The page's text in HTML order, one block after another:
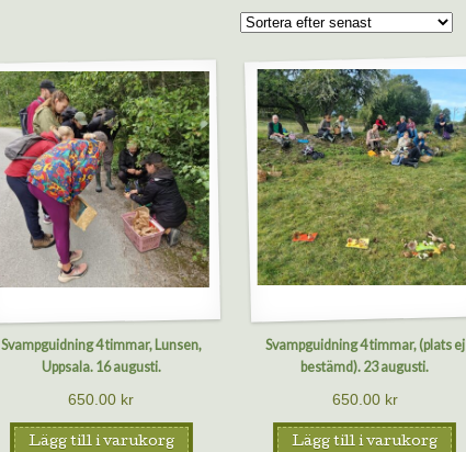
Svampguidning 4 timmar, Lunsen,
Uppsala. 16 augusti.
650.00 kr
Lägg till i varukorg
Svampguidning 4 timmar, (plats ej
bestämd). 23 augusti.
650.00 kr
Lägg till i varukorg